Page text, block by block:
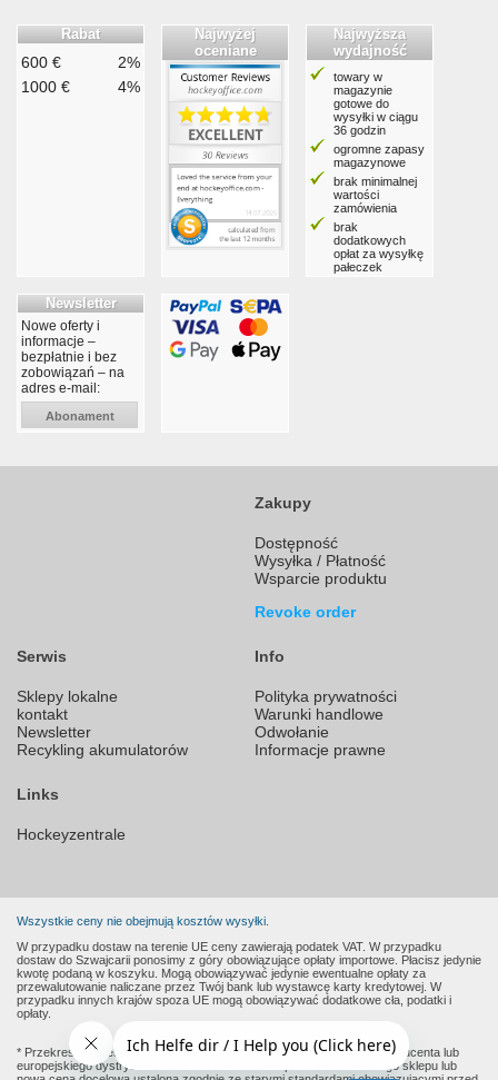
Rabat
600 €
2%
1000 €
4%
Najwyżej
oceniane
Najwyższa
wydajność
towary w
magazynie
gotowe do
wysyłki w ciągu
36 godzin
ogromne zapasy
magazynowe
brak minimalnej
wartości
zamówienia
brak
dodatkowych
opłat za wysyłkę
pałeczek
Newsletter
Nowe oferty i
informacje –
bezpłatnie i bez
zobowiązań – na
adres e-mail:
Abonament
Zakupy
Dostępność
Wysyłka / Płatność
Wsparcie produktu
Revoke order
Serwis
Sklepy lokalne
kontakt
Newsletter
Recykling akumulatorów
Info
Polityka prywatności
Warunki handlowe
Odwołanie
Informacje prawne
Links
Hockeyzentrale
Wszystkie ceny nie obejmują kosztów wysyłki.
W przypadku dostaw na terenie UE ceny zawierają podatek VAT. W przypadku
dostaw do Szwajcarii ponosimy z góry obowiązujące opłaty importowe. Płacisz jedynie
kwotę podaną w koszyku. Mogą obowiązywać jedynie ewentualne opłaty za
przewalutowanie naliczane przez Twój bank lub wystawcę karty kredytowej. W
przypadku innych krajów spoza UE mogą obowiązywać dodatkowe cła, podatki i
opłaty.
* Przekreślone ceny to sugerowane ceny detaliczne podane przez producenta lub
europejskiego dystrybutora w momencie dodania produktu do naszego sklepu lub